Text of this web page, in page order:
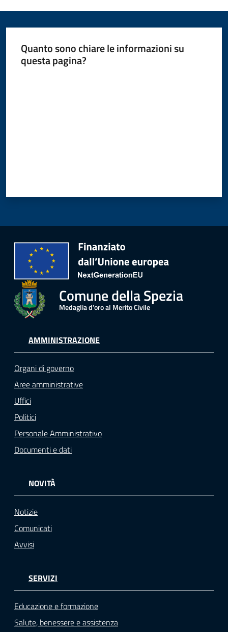
Quanto sono chiare le informazioni su
questa pagina?
Comune della Spezia
Medaglia d'oro al Merito Civile
AMMINISTRAZIONE
Organi di governo
Aree amministrative
Uffici
Politici
Personale Amministrativo
Documenti e dati
NOVITÀ
Notizie
Comunicati
Avvisi
SERVIZI
Educazione e formazione
Salute, benessere e assistenza